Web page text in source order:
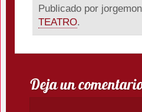
Publicado por
TEATRO.
Deja un